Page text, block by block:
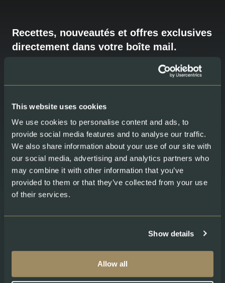
This website uses cookies
We use cookies to personalise content and ads, to
provide social media features and to analyse our traffic.
We also share information about your use of our site with
our social media, advertising and analytics partners who
may combine it with other information that you’ve
provided to them or that they’ve collected from your use
of their services.
Show details
Allow all
Recettes, nouveautés et offres exclusives
directement dans votre boîte mail.
Nouveau chez Swiss Lachs ? Inscrivez-vous à notre newsletter
et recevez 20% de réduction, valable une seule fois, sur votre
première commande. La réduction ne s’applique pas aux
Email